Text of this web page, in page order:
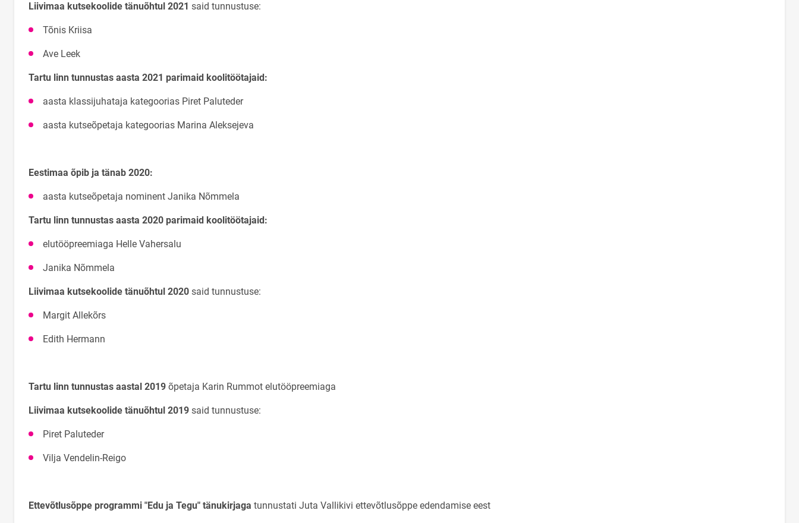
Liivimaa kutsekoolide tänuõhtul 2021 said tunnustuse:
Tõnis Kriisa
Ave Leek
Tartu linn tunnustas aasta 2021 parimaid koolitöötajaid:
aasta klassijuhataja kategoorias Piret Paluteder
aasta kutseõpetaja kategoorias Marina Aleksejeva
Eestimaa õpib ja tänab 2020:
aasta kutseõpetaja nominent Janika Nõmmela
Tartu linn tunnustas aasta 2020 parimaid koolitöötajaid:
elutööpreemiaga Helle Vahersalu
Janika Nõmmela
Liivimaa kutsekoolide tänuõhtul 2020 said tunnustuse:
Margit Allekõrs
Edith Hermann
Tartu linn tunnustas aastal 2019 õpetaja Karin Rummot elutööpreemiaga
Liivimaa kutsekoolide tänuõhtul 2019 said tunnustuse:
Piret Paluteder
Vilja Vendelin-Reigo
Ettevõtlusõppe programmi "Edu ja Tegu" tänukirjaga tunnustati Juta Vallikivi ettevõtlusõppe edendamise eest